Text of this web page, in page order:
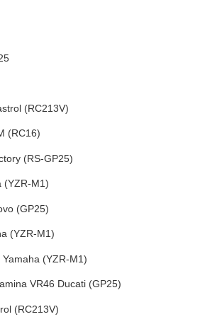
(RC213V)
(RC16)
(RS-GP25)
(YZR-M1)
(GP25)
(YZR-M1)
(YZR-M1)
VR46 Ducati (GP25)
(RC213V)